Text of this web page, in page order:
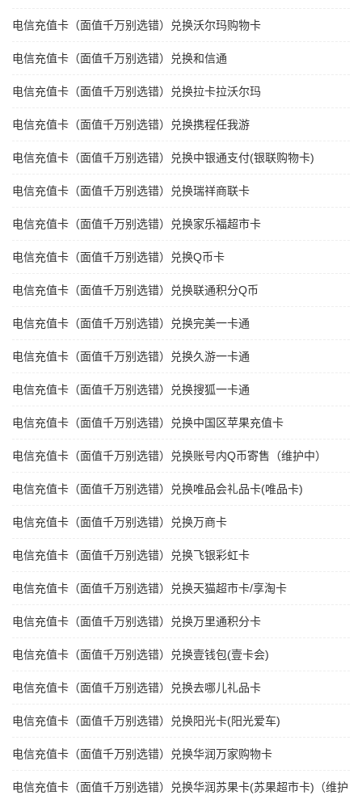
电信充值卡（面值千万别选错）兑换沃尔玛购物卡
电信充值卡（面值千万别选错）兑换和信通
电信充值卡（面值千万别选错）兑换拉卡拉沃尔玛
电信充值卡（面值千万别选错）兑换携程任我游
电信充值卡（面值千万别选错）兑换中银通支付(银联购物卡)
电信充值卡（面值千万别选错）兑换瑞祥商联卡
电信充值卡（面值千万别选错）兑换家乐福超市卡
电信充值卡（面值千万别选错）兑换Q币卡
电信充值卡（面值千万别选错）兑换联通积分Q币
电信充值卡（面值千万别选错）兑换完美一卡通
电信充值卡（面值千万别选错）兑换久游一卡通
电信充值卡（面值千万别选错）兑换搜狐一卡通
电信充值卡（面值千万别选错）兑换中国区苹果充值卡
电信充值卡（面值千万别选错）兑换账号内Q币寄售（维护中）
电信充值卡（面值千万别选错）兑换唯品会礼品卡(唯品卡)
电信充值卡（面值千万别选错）兑换万商卡
电信充值卡（面值千万别选错）兑换飞银彩虹卡
电信充值卡（面值千万别选错）兑换天猫超市卡/享淘卡
电信充值卡（面值千万别选错）兑换万里通积分卡
电信充值卡（面值千万别选错）兑换壹钱包(壹卡会)
电信充值卡（面值千万别选错）兑换去哪儿礼品卡
电信充值卡（面值千万别选错）兑换阳光卡(阳光爱车)
电信充值卡（面值千万别选错）兑换华润万家购物卡
电信充值卡（面值千万别选错）兑换华润苏果卡(苏果超市卡)（维护